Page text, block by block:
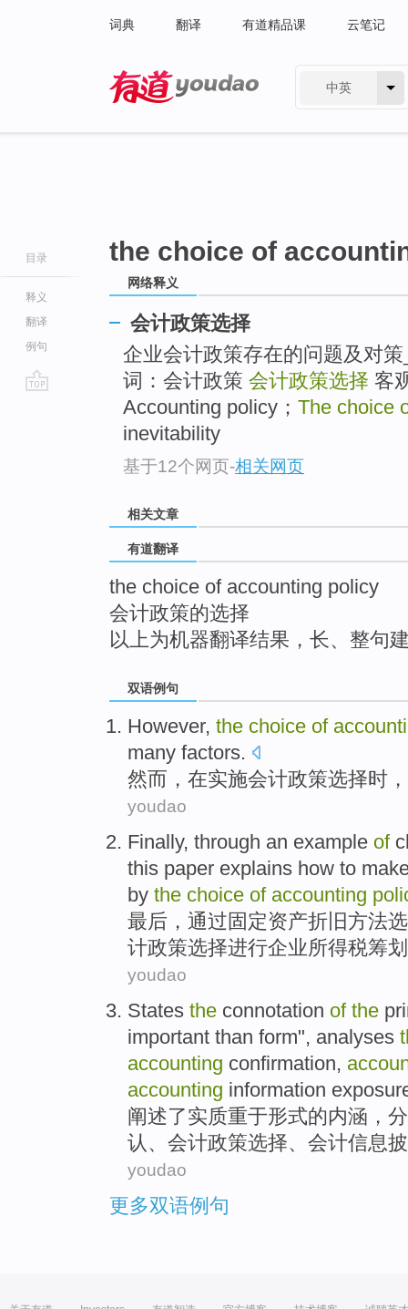
词典 翻译 有道精品课 云笔记
中英
目录
释义
翻译
例句
the choice of
网络释义
会计政策选择
企业会计政策存在的问题及对
词：会计政策 会计政策选择 客
Accounting policy； The choice
inevitability
基于12个网页-相关网页
相关文章
有道翻译
the choice of accounting policy
会计政策的选择
以上为机器翻译结果，长、整句
双语例句
However, the choice of
many factors.
然而 ， 在实施会计政策选择时 ，
youdao
Finally, through an example of
this paper explains how to
by the choice of accounting
最后 ， 通过固定资产折旧方法
计政策选择进行企业所得税筹划
youdao
States the connotation of the
important than form", analyses
accounting confirmation,
accounting information
阐述了实质重于形式的内涵 ，
认 、会计政策选择、会计信息
youdao
更多双语例句